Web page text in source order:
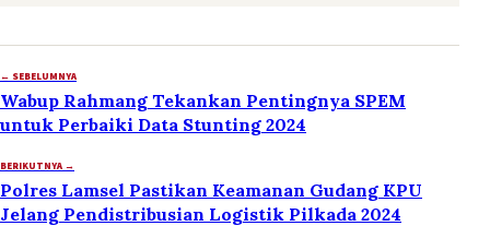
← SEBELUMNYA
Wabup Rahmang Tekankan Pentingnya SPEM
untuk Perbaiki Data Stunting 2024
BERIKUTNYA →
Polres Lamsel Pastikan Keamanan Gudang KPU
Jelang Pendistribusian Logistik Pilkada 2024